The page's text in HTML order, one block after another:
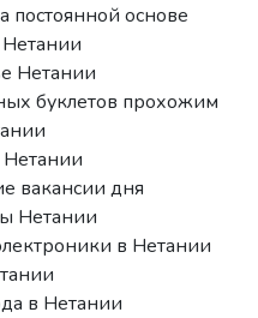
постоянной основе
Нетании
буклетов прохожим
вакансии дня
Нетании
в Нетании
в Нетании